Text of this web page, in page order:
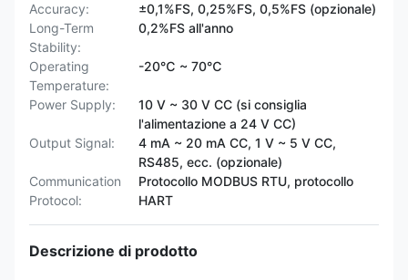
Accuracy:
±0,1%FS, 0,25%FS, 0,5%FS (opzionale)
Long-Term
Stability:
0,2%FS all'anno
Operating
Temperature:
-20℃ ~ 70℃
Power Supply:
10 V ~ 30 V CC (si consiglia
l'alimentazione a 24 V CC)
Output Signal:
4 mA ~ 20 mA CC, 1 V ~ 5 V CC,
RS485, ecc. (opzionale)
Communication
Protocol:
Protocollo MODBUS RTU, protocollo
HART
Descrizione di prodotto